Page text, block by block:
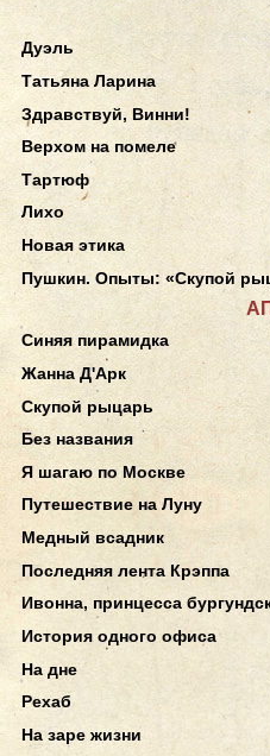
Дуэль
Татьяна Ларина
Здравствуй, Винни!
Верхом на помеле
Тартюф
Лихо
Новая этика
Пушкин. Опыты: «Скупой
Синяя пирамидка
Жанна Д'Арк
Скупой рыцарь
Без названия
Я шагаю по Москве
Путешествие на Луну
Медный всадник
Последняя лента Крэппа
Ивонна, принцесса
История одного офиса
На дне
Рехаб
На заре жизни